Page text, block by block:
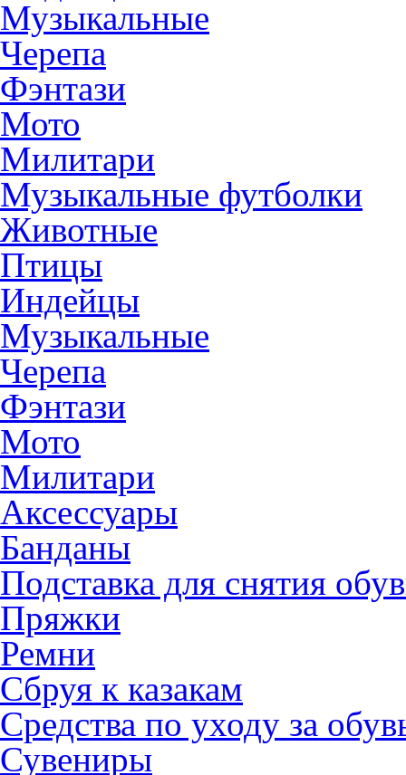
Музыкальные
Черепа
Фэнтази
Мото
Милитари
Музыкальные футболки
Животные
Птицы
Индейцы
Музыкальные
Черепа
Фэнтази
Мото
Милитари
Аксессуары
Банданы
Подставка для снятия
Пряжки
Ремни
Сбруя к казакам
Средства по уходу за
Сувениры